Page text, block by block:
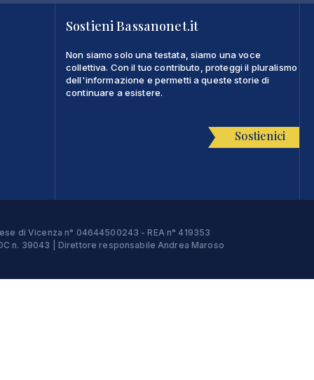
Sostieni Bassanonet.it
Non siamo solo una testata, siamo una voce
collettiva. Con il tuo contributo, proteggi il pluralismo
dell'informazione e permetti a queste storie di
continuare a esistere.
Sostienici
di Vicenza n° 04644500243 - REA n° 419353
n. 39043 | Direttore responsabile Andrea Maroso